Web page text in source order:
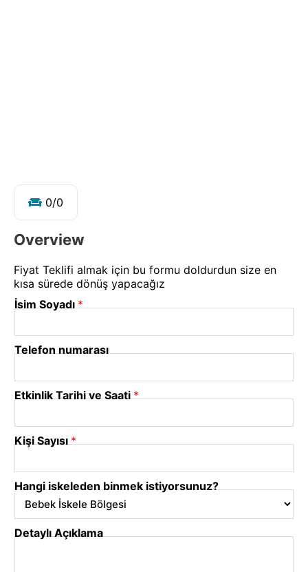
0/0
Overview
Fiyat Teklifi almak için bu formu doldurdun size en
kısa sürede dönüş yapacağız
İsim Soyadı *
Telefon numarası
Etkinlik Tarihi ve Saati *
Kişi Sayısı *
Hangi iskeleden binmek istiyorsunuz?
Detaylı Açıklama